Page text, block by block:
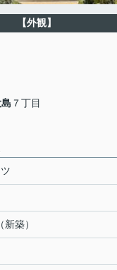
【外観】
７丁目
築）